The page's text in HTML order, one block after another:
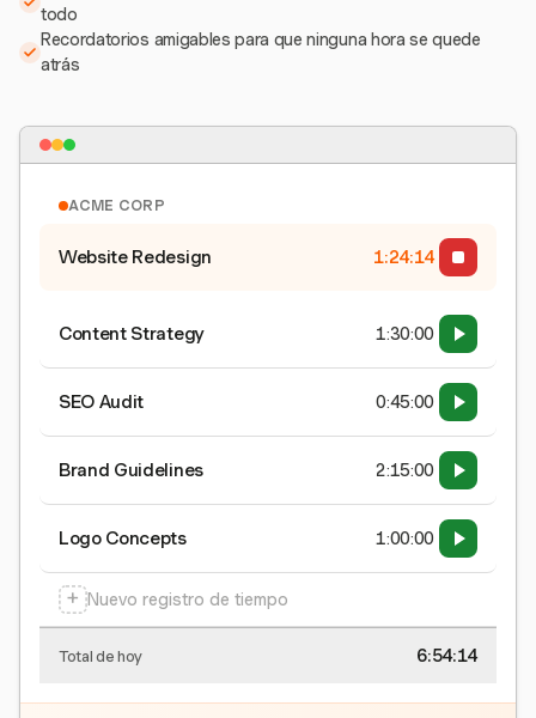
todo
Recordatorios amigables para que ninguna hora se quede
atrás
ACME CORP
Website Redesign 1:24:15
Content Strategy 1:30:00
SEO Audit 0:45:00
Brand Guidelines 2:15:00
Logo Concepts 1:00:00
+ Nuevo registro de tiempo
Total de hoy 6:54:15